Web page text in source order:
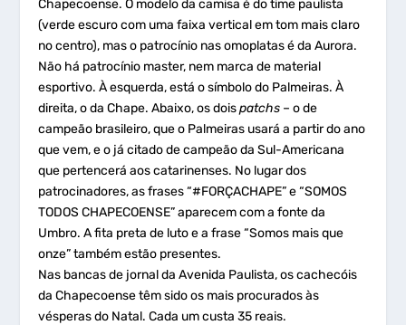
Chapecoense. O modelo da camisa é do time paulista
(verde escuro com uma faixa vertical em tom mais claro
no centro), mas o patrocínio nas omoplatas é da Aurora.
Não há patrocínio master, nem marca de material
esportivo. À esquerda, está o símbolo do Palmeiras. À
direita, o da Chape. Abaixo, os doispatchs – o de
campeão brasileiro, que o Palmeiras usará a partir do ano
que vem, e o já citado de campeão da Sul-Americana
que pertencerá aos catarinenses. No lugar dos
patrocinadores, as frases “#FORÇACHAPE” e “SOMOS
TODOS CHAPECOENSE” aparecem com a fonte da
Umbro. A fita preta de luto e a frase “Somos mais que
onze” também estão presentes.
Nas bancas de jornal da Avenida Paulista, os cachecóis
da Chapecoense têm sido os mais procurados às
vésperas do Natal. Cada um custa 35 reais.